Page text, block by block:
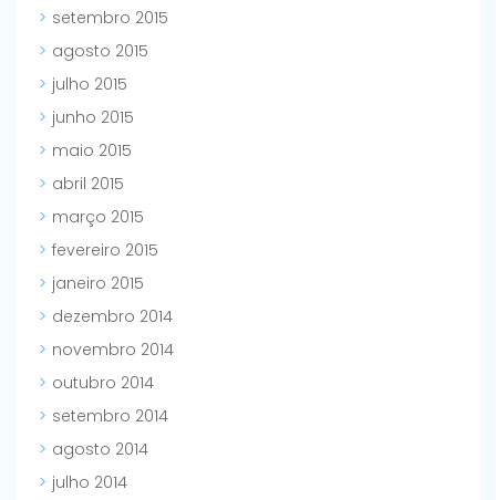
setembro 2015
agosto 2015
julho 2015
junho 2015
maio 2015
abril 2015
março 2015
fevereiro 2015
janeiro 2015
dezembro 2014
novembro 2014
outubro 2014
setembro 2014
agosto 2014
julho 2014